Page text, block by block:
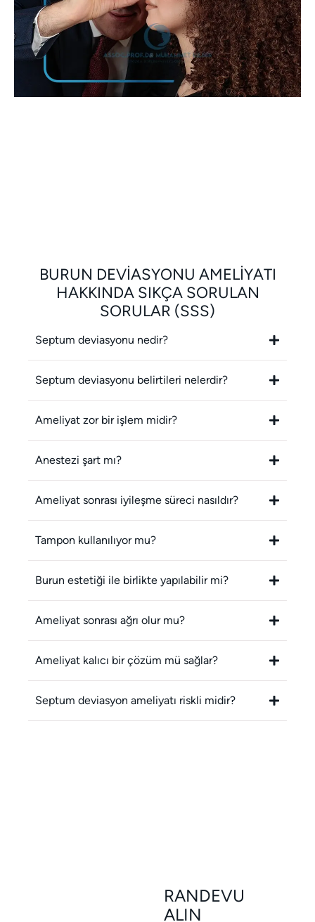
BURUN DEVIASYONU AMELIYATI
HAKKINDA SIKÇA SORULAN
SORULAR (SSS)
Septum deviasyonu nedir?
Septum deviasyonu belirtileri nelerdir?
Ameliyat zor bir işlem midir?
Anestezi şart mı?
Ameliyat sonrası iyileşme süreci nasıldır?
Tampon kullanılıyor mu?
Burun estetiği ile birlikte yapılabilir mi?
Ameliyat sonrası ağrı olur mu?
Ameliyat kalıcı bir çözüm mü sağlar?
Septum deviasyon ameliyatı riskli midir?
RANDEVU
ALIN